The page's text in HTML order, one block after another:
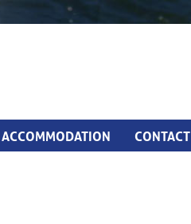
ACCOMMODATION CONTACT